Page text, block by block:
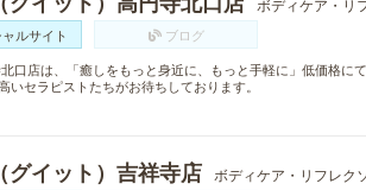
ボディケア・リ
ルサイト
ブログ
口店は、「癒しをもっと身近に、もっと手軽に」低価格
いセラピストたちがお待ちしております。
イット）吉祥寺店 ボディケア・リフレク